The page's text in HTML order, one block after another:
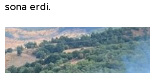
sona erdi.